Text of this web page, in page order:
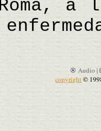
a
Audio |
copyright©